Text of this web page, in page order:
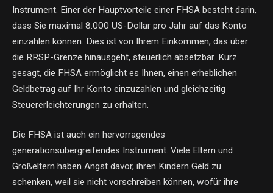
Instrument. Einer der Hauptvorteile einer FHSA besteht darin,
dass Sie maximal 8.000 US-Dollar pro Jahr auf das Konto
einzahlen können. Dies ist von Ihrem Einkommen, das über
die RRSP-Grenze hinausgeht, steuerlich absetzbar. Kurz
gesagt, die FHSA ermöglicht es Ihnen, einen erheblichen
Geldbetrag auf Ihr Konto einzuzahlen und gleichzeitig
Steuererleichterungen zu erhalten.
Die FHSA ist auch ein hervorragendes
generationsübergreifendes Instrument. Viele Eltern und
Großeltern haben Angst davor, ihren Kindern Geld zu
schenken, weil sie nicht vorschreiben können, wofür ihre